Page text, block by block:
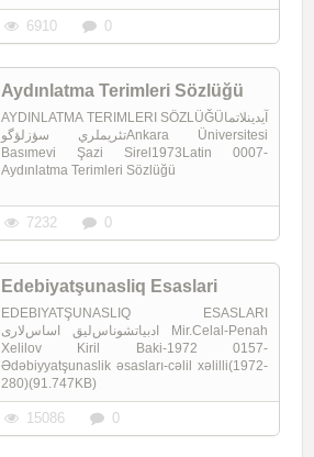
6910 0
Aydınlatma Terimleri Sözlüğü
AYDINLATMA TERIMLERI SÖZLÜĞÜآيدينلاتما
تئريملري سؤزلؤگوAnkara Üniversitesi
Basımevi Şazi Sirel1973Latin 0007-
Aydınlatma Terimleri Sözlüğü
7232 0
Edebiyatşunasliq Esaslari
EDEBIYATŞUNASLIQ ESASLARI
ادبیاتشوناس‌لیق اساس‌لاری Mir.Celal-Penah
Xelilov Kiril Baki-1972 0157-
Ədəbiyyatşunaslik əsasları-cəlil xəlilli(1972-
280)(91.747KB)
15086 0